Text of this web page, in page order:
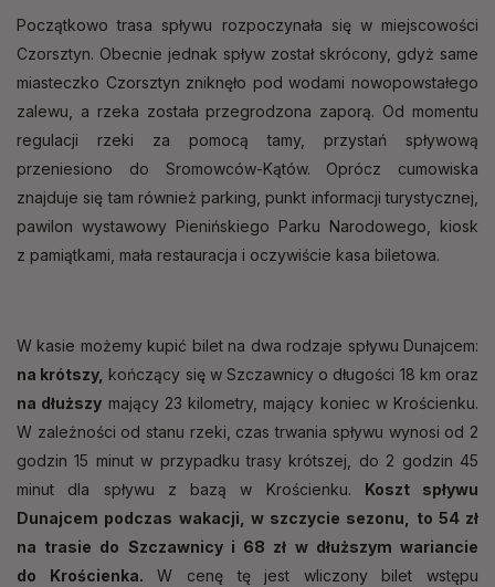
Początkowo trasa spływu rozpoczynała się w miejscowości
Czorsztyn. Obecnie jednak spływ został skrócony, gdyż same
miasteczko Czorsztyn zniknęło pod wodami nowopowstałego
zalewu, a rzeka została przegrodzona zaporą. Od momentu
regulacji rzeki za pomocą tamy, przystań spływową
przeniesiono do Sromowców-Kątów. Oprócz cumowiska
znajduje się tam również parking, punkt informacji turystycznej,
pawilon wystawowy Pienińskiego Parku Narodowego, kiosk
z pamiątkami, mała restauracja i oczywiście kasa biletowa.
W kasie możemy kupić bilet na dwa rodzaje spływu Dunajcem:
na krótszy, kończący się w Szczawnicy o długości 18 km oraz
na dłuższy mający 23 kilometry, mający koniec w Krościenku.
W zależności od stanu rzeki, czas trwania spływu wynosi od 2
godzin 15 minut w przypadku trasy krótszej, do 2 godzin 45
minut dla spływu z bazą w Krościenku. Koszt spływu
Dunajcem podczas wakacji, w szczycie sezonu, to 54 zł
na trasie do Szczawnicy i 68 zł w dłuższym wariancie
do Krościenka. W cenę tę jest wliczony bilet wstępu